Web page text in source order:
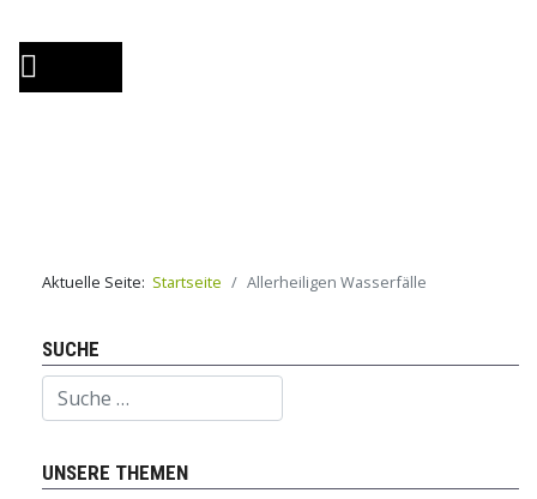
Aktuelle Seite: Startseite Allerheiligen Wasserfälle
SUCHE
Suchen
UNSERE THEMEN